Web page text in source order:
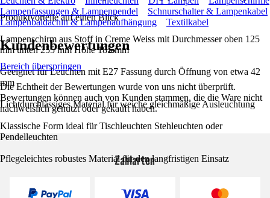
Produktvorteile auf einen Blick
Lampenschirm aus Stoff in Creme Weiss mit Durchmesser oben 125
mm unten 255 mm Höhe 185 mm
Geeignet für Leuchten mit E27 Fassung durch Öffnung von etwa 42
mm
Lichtdurchlässiges Material für weiche gleichmäßige Ausleuchtung
Klassische Form ideal für Tischleuchten Stehleuchten oder
Pendelleuchten
Pflegeleichtes robustes Material für den langfristigen Einsatz
Lampenfassungen & Lampenpendel
Schnurschalter & Lampenkabel
Lampenbaldachin & Lampenaufhängung
Textilkabel
Kundenbewertungen
Bereich überspringen
Die Echtheit der Bewertungen wurde von uns nicht überprüft.
Bewertungen können auch von Kunden stammen, die die Ware nicht
nachweislich genutzt oder gekauft haben.
Zahlarten